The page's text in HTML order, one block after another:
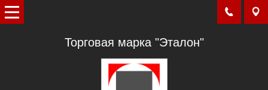
Торговая марка "Эталон"